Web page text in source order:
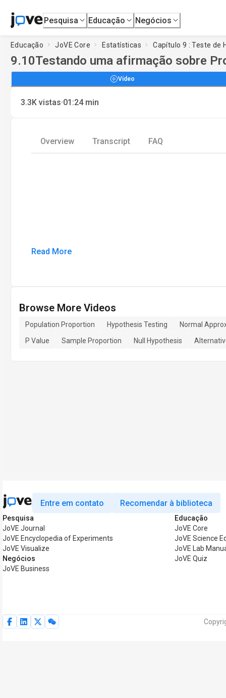
Pesquisa Educação Negócios
Educação JoVE Core Estatísticas Capítulo 9 : Teste de
9.10Testando uma afirmação sobre
Vídeo
3.3K vistas·01:24 min
Overview Transcript FAQ
Read More
Browse More Videos
Population Proportion Hypothesis Testing
Normal
P Value
Sample Proportion Null Hypothesis
Entre em contato Recomendar à biblioteca
Pesquisa
JoVE Journal
JoVE Encyclopedia of Experiments
JoVE Visualize
Negócios
JoVE Business
Educação
JoVE Core
JoVE Science
JoVE Lab
JoVE Quiz